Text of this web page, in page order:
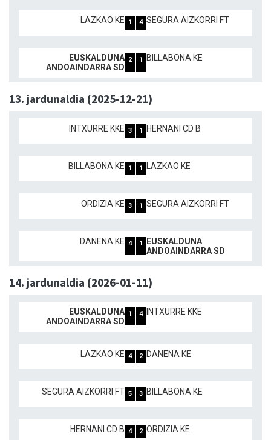
LAZKAO KE 1 4 SEGURA AIZKORRI FT
EUSKALDUNA
ANDOAINDARRA SD
2 1 BILLABONA KE
13. jardunaldia (2025-12-21)
INTXURRE KKE 3 1 HERNANI CD B
BILLABONA KE 1 1 LAZKAO KE
ORDIZIA KE 3 1 SEGURA AIZKORRI FT
DANENA KE 4 1
EUSKALDUNA
ANDOAINDARRA SD
14. jardunaldia (2026-01-11)
EUSKALDUNA
ANDOAINDARRA SD
1 4 INTXURRE KKE
LAZKAO KE 4 2 DANENA KE
SEGURA AIZKORRI FT 5 3 BILLABONA KE
HERNANI CD B 4 2 ORDIZIA KE